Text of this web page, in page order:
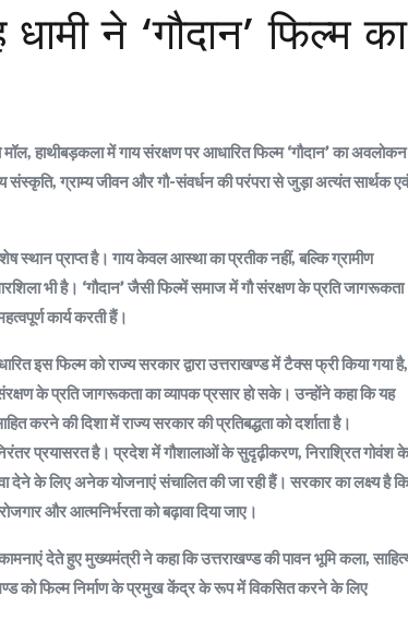
ने ‘गौदान’ फिल्म का
हाथीबड़कला में गाय संरक्षण पर आधारित फिल्म ‘गौदान’ का अवलोकन
संस्कृति, ग्राम्य जीवन और गौ-संवर्धन की परंपरा से जुड़ा अत्यंत सार्थक एवं
स्थान प्राप्त है। गाय केवल आस्था का प्रतीक नहीं, बल्कि ग्रामीण
भी है। ‘गौदान’ जैसी फिल्में समाज में गौ संरक्षण के प्रति जागरूकता
कार्य करती हैं।
इस फिल्म को राज्य सरकार द्वारा उत्तराखण्ड में टैक्स फ्री किया गया है,
के प्रति जागरूकता का व्यापक प्रसार हो सके। उन्होंने कहा कि यह
करने की दिशा में राज्य सरकार की प्रतिबद्धता को दर्शाता है।
प्रयासरत है। प्रदेश में गौशालाओं के सुदृढ़ीकरण, निराश्रित गोवंश के
देने के लिए अनेक योजनाएं संचालित की जा रही हैं। सरकार का लक्ष्य है कि
और आत्मनिर्भरता को बढ़ावा दिया जाए।
देते हुए मुख्यमंत्री ने कहा कि उत्तराखण्ड की पावन भूमि कला,
को फिल्म निर्माण के प्रमुख केंद्र के रूप में विकसित करने के लिए